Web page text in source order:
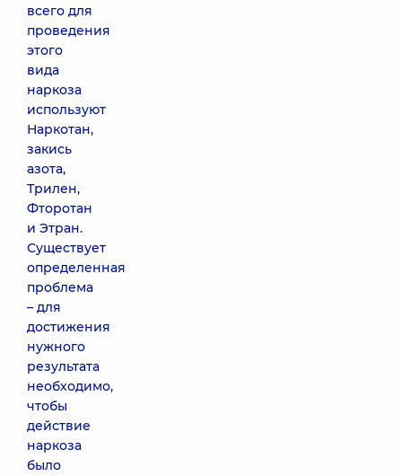
всего для
проведения
этого
вида
наркоза
используют
Наркотан,
закись
азота,
Трилен,
Фторотан
и Этран.
Существует
определенная
проблема
– для
достижения
нужного
результата
необходимо,
чтобы
действие
наркоза
было